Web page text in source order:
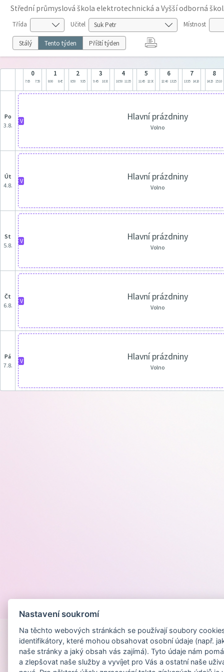
Střední průmyslová škola elektrotechnická a Vyšší odborná
Třída Učitel Místnost
Stálý Tento týden Příští týden
0
7:05 7:50
1
8:00 8:45
2
8:50 9:35
3
9:45 10:30
4
10:50 11:35
5
11:45 12:30
6
12:40 13:25
7
13:35 14:20
8
14:25 15:10
po
3.8.
V Hlavní prázdniny
Volno
út
4.8.
V Hlavní prázdniny
Volno
st
5.8.
V Hlavní prázdniny
Volno
čt
6.8.
V Hlavní prázdniny
Volno
pá
7.8.
V Hlavní prázdniny
Volno
Nastavení soukromí
Na těchto webových stránkách se používají soubory
identifikátory, které mohou obsahovat osobní údaje (např.
naše stránky a jaký obsah vás zajímá). Tyto údaje nám
a zlepšovat naše služby a vyvíjet pro Vás a ostatní naše